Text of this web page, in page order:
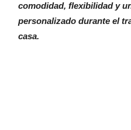
comodidad, flexibilidad y
personalizado durante el
casa.